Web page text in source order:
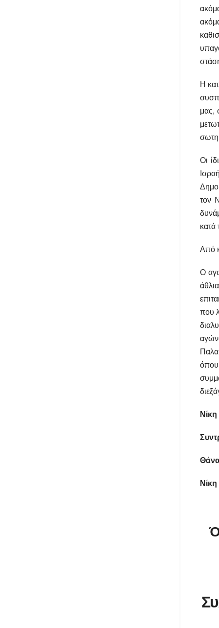
Η
μας,
Οι
τον
κατά
Από
Ο
που
όπου